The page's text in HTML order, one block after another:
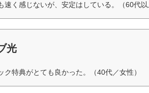
速く感じないが、安定はしている。（60代以
光
ク特典がとても良かった。（40代／女性）